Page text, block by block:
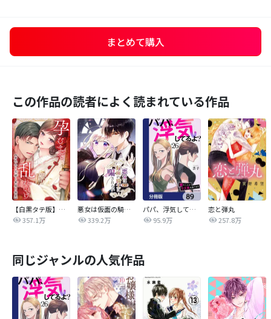
まとめて購入
この作品の読者によく読まれている作品
【白黒タテ版】孕むまで乱れいけ～身代わり花嫁と軍服の猛愛
357.1万
悪女は仮面の騎士に騙されない
339.2万
パパ、浮気してるよ？娘と二人でクズ夫を捨てます【分冊版】
95.9万
恋と弾丸
257.8万
同じジャンルの人気作品